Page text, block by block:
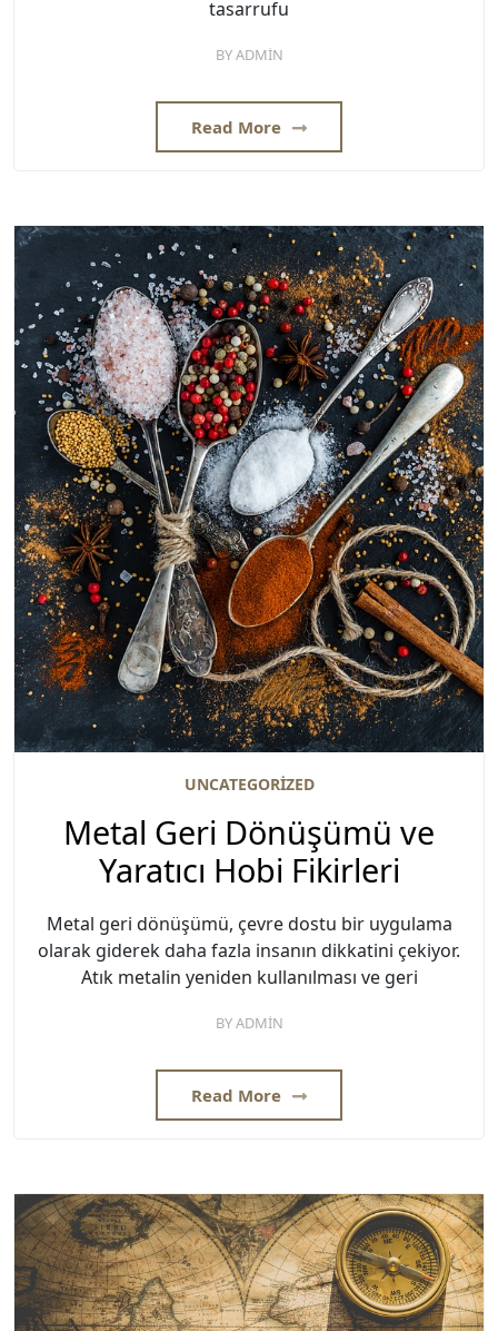
tasarrufu
BYADMIN
Read More
UNCATEGORIZED
Metal Geri Dönüşümü ve
Yaratıcı Hobi Fikirleri
Metal geri dönüşümü, çevre dostu bir uygulama
olarak giderek daha fazla insanın dikkatini çekiyor.
Atık metalin yeniden kullanılması ve geri
BYADMIN
Read More